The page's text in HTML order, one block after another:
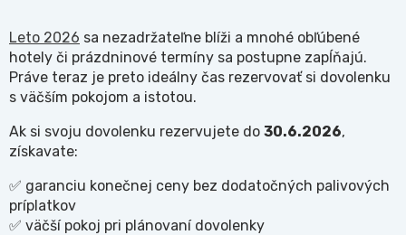
Leto 2026 sa nezadržateľne blíži a mnohé obľúbené
hotely či prázdninové termíny sa postupne zapĺňajú.
Práve teraz je preto ideálny čas rezervovať si dovolenku
s väčším pokojom a istotou.
Ak si svoju dovolenku rezervujete do 30.6.2026,
získavate:
✅ garanciu konečnej ceny bez dodatočných palivových
príplatkov
✅ väčší pokoj pri plánovaní dovolenky